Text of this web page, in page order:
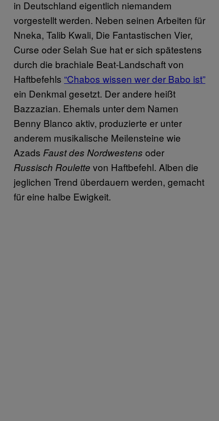
in Deutschland eigentlich niemandem
vorgestellt werden. Neben seinen Arbeiten für
Nneka, Talib Kwali, Die Fantastischen Vier,
Curse oder Selah Sue hat er sich spätestens
durch die brachiale Beat-Landschaft von
Haftbefehls “Chabos wissen wer der Babo ist”
ein Denkmal gesetzt. Der andere heißt
Bazzazian. Ehemals unter dem Namen
Benny Blanco aktiv, produzierte er unter
anderem musikalische Meilensteine wie
Azads Faust des Nordwestens oder
Russisch Roulette von Haftbefehl. Alben die
jeglichen Trend überdauern werden, gemacht
für eine halbe Ewigkeit.